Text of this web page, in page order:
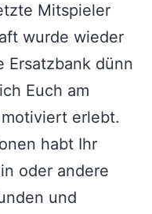
Mitspieler
wurde wieder
Ersatzbank dünn
Euch am
erlebt.
habt Ihr
oder andere
und